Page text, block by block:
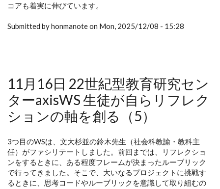
コアも着実に伸びています。
Submitted by honmanote on Mon, 2025/12/08 - 15:28
11月16日 22世紀型教育研究セン
ターaxisWS 生徒が自らリフレク
ションの軸を創る（5）
3つ目のWSは、文大杉並の鈴木先生（社会科教諭・教科主
任）がファシリテートしました。前回までは、リフレクショ
ンをするときに、ある程度フレームが決まったルーブリック
で行ってきました。そこで、大いなるプロジェクトに挑戦す
るときに、思考コードやルーブリックを意識して取り組むの